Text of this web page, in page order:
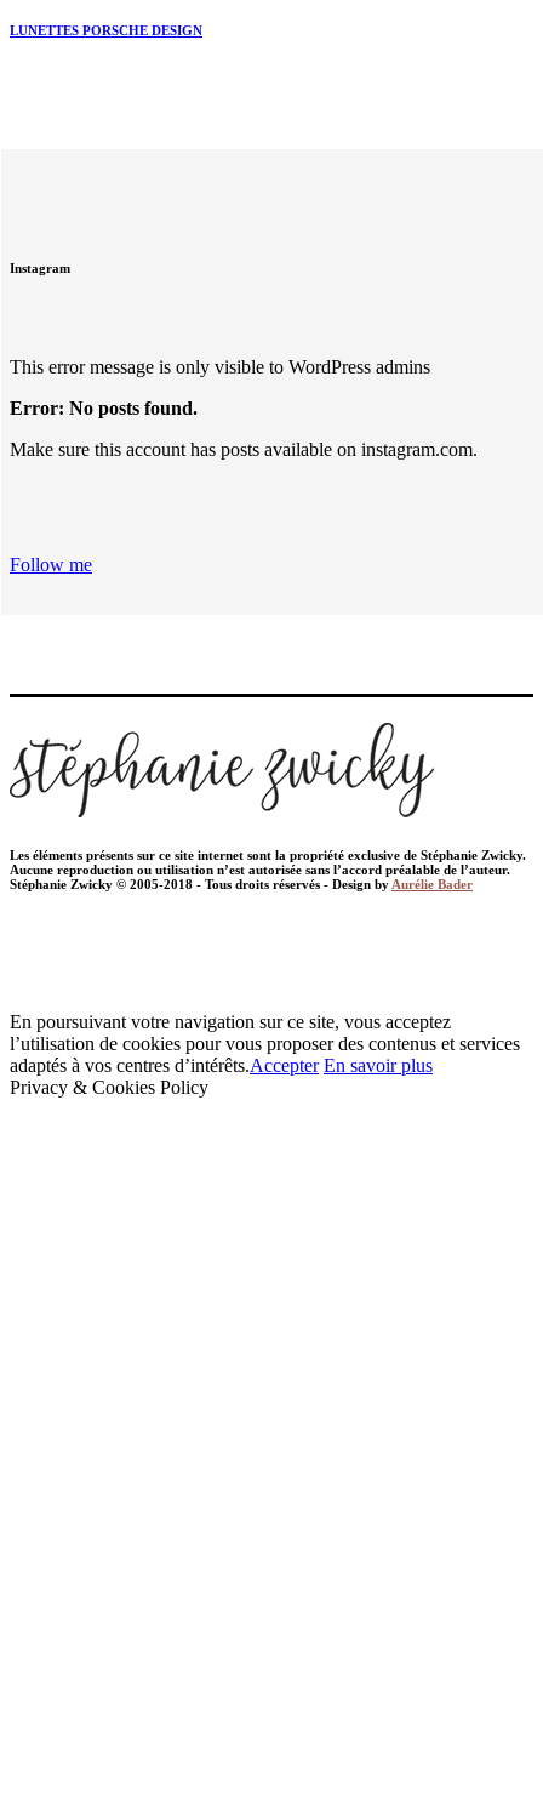
LUNETTES PORSCHE DESIGN
Instagram
This error message is only visible to WordPress admins
Error: No posts found.
Make sure this account has posts available on instagram.com.
Follow me
Les éléments présents sur ce site internet sont la propriété exclusive de Stéphanie Zwicky.
Aucune reproduction ou utilisation n’est autorisée sans l’accord préalable de l’auteur.
Stéphanie Zwicky © 2005-2018 - Tous droits réservés - Design by Aurélie Bader
En poursuivant votre navigation sur ce site, vous acceptez
l’utilisation de cookies pour vous proposer des contenus et services
adaptés à vos centres d’intérêts.Accepter En savoir plus
Privacy & Cookies Policy